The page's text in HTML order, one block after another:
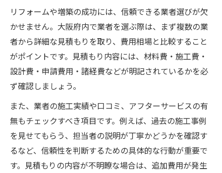
リフォームや増築の成功には、信頼できる業者選びが欠
かせません。大阪府内で業者を選ぶ際は、まず複数の業
者から詳細な見積もりを取り、費用相場と比較すること
がポイントです。見積もり内容には、材料費・施工費・
設計費・申請費用・諸経費などが明記されているかを必
ず確認しましょう。
また、業者の施工実績や口コミ、アフターサービスの有
無もチェックすべき項目です。例えば、過去の施工事例
を見せてもらう、担当者の説明が丁寧かどうかを確認す
るなど、信頼性を判断するための具体的な行動が重要で
す。見積もりの内容が不明瞭な場合は、追加費用が発生